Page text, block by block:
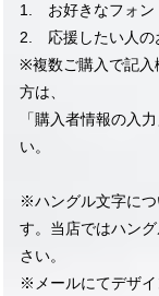
1. お好きなフォン
2. 応援したい人の
※複数ご購入で記入
方は、
「購入者情報の入
い。
※ハングル文字につ
す。当店ではハン
さい。
※メールにてデザイ